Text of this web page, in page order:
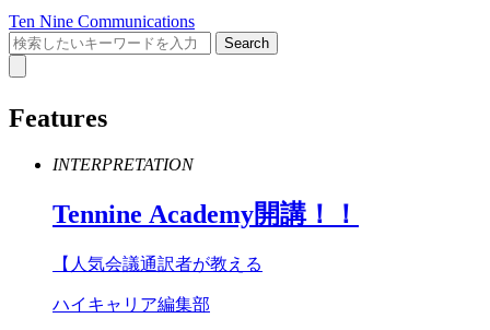
Ten Nine Communications
Features
INTERPRETATION
Tennine Academy開講！！
【人気会議通訳者が教える
ハイキャリア編集部